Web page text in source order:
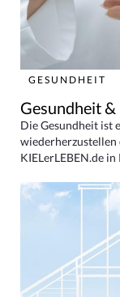
GESUNDHEIT
Gesundheit &
Die Gesundheit ist
wiederherzustellen
KIELerLEBEN.de